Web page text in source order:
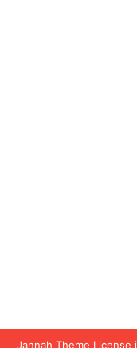
Jannah Theme License